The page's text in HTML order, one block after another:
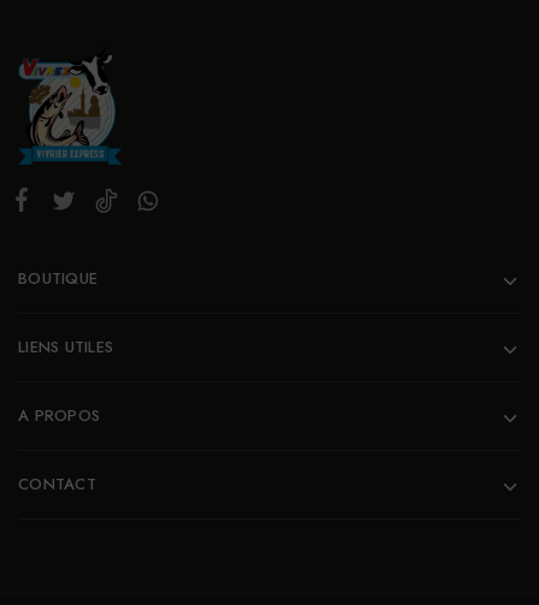
BOUTIQUE
LIENS UTILES
A PROPOS
CONTACT